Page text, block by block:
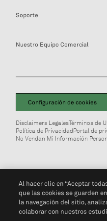
Soporte
Nuestro Equipo Comercial
Configuración de cookies
Disclaimers LegalesTérminos de
Política de PrivacidadPortal de
No Vendan Mi Información
Al hacer clic en “Aceptar
que las cookies se guarden
la navegación del sitio,
colaborar con nuestros